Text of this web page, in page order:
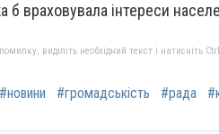
б враховувала інтереси
виділіть необхідний текст і натисніть
#новини #громадськість #рада